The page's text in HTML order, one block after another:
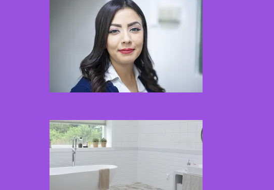
atmosfera veikia odos
senėjimą?
2026-06-01
vežimėliui vonią?